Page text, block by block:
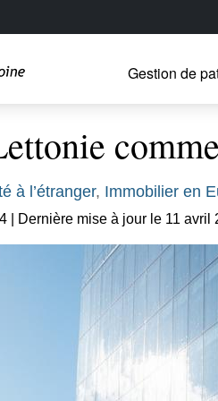
Gestion de
à l’étranger, Immobilier en
| Dernière mise à jour le 11 avril